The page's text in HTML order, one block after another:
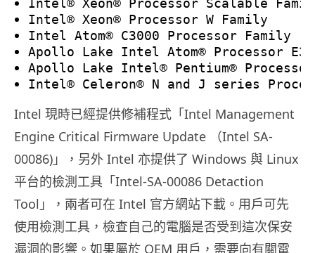
Intel® Xeon® Processor W Family
Intel Atom® C3000 Processor Family
Apollo Lake Intel Atom® Processor
Apollo Lake Intel® Pentium®
Intel® Celeron® N and J series
Intel 現時已經提供修補程式「Intel Management
Engine Critical Firmware Update （Intel SA-
00086)」，另外 Intel 亦提供了 Windows 與 Linux
平台的檢測工具「Intel-SA-00086 Detaction
Tool」，兩者可在 Intel 官方網站下載。用戶可先
使用檢測工具，檢查自己的電腦是否受到這次保安
漏洞的影響。如果屬於 OEM 用戶，需要向有關電